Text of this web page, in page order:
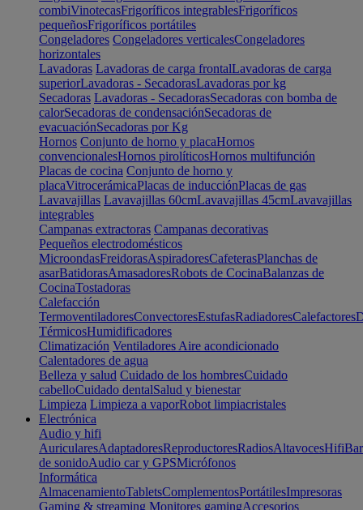
combiVinotecasFrigoríficos integrablesFrigoríficos
pequeñosFrigoríficos portátiles
Congeladores Congeladores verticalesCongeladores
horizontales
Lavadoras Lavadoras de carga frontalLavadoras de carga
superiorLavadoras - SecadorasLavadoras por kg
Secadoras Lavadoras - SecadorasSecadoras con bomba de
calorSecadoras de condensaciónSecadoras de
evacuaciónSecadoras por Kg
Hornos Conjunto de horno y placaHornos
convencionalesHornos pirolíticosHornos multifunción
Placas de cocina Conjunto de horno y
placaVitrocerámicaPlacas de inducciónPlacas de gas
Lavavajillas Lavavajillas 60cmLavavajillas 45cmLavavajillas
integrables
Campanas extractoras Campanas decorativas
Pequeños electrodomésticos
MicroondasFreidorasAspiradoresCafeterasPlanchas de
asarBatidorasAmasadoresRobots de CocinaBalanzas de
CocinaTostadoras
Calefacción
TermoventiladoresConvectoresEstufasRadiadoresCalefactores
TérmicosHumidificadores
Climatización Ventiladores Aire acondicionado
Calentadores de agua
Belleza y salud Cuidado de los hombresCuidado
cabelloCuidado dentalSalud y bienestar
Limpieza Limpieza a vaporRobot limpiacristales
Electrónica
Audio y hifi
AuricularesAdaptadoresReproductoresRadiosAltavocesHifi
de sonidoAudio car y GPSMicrófonos
Informática
AlmacenamientoTabletsComplementosPortátilesImpresoras
Gaming & streaming Monitores gamingAccesorios